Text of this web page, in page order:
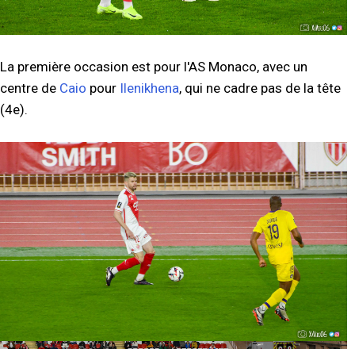
La première occasion est pour l'AS Monaco, avec un
centre de Caio pour Ilenikhena, qui ne cadre pas de la tête
(4e).